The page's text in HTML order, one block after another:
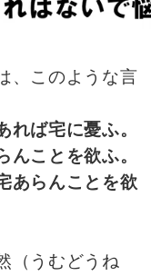
、このような言
れば宅に憂ふ。
ことを欲ふ。
あらんことを欲
（うむどうね